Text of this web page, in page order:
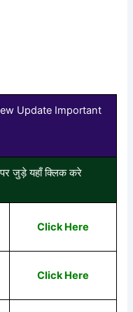
Update Important
जुड़े यहाँ क्लिक करे
Click Here
Click Here